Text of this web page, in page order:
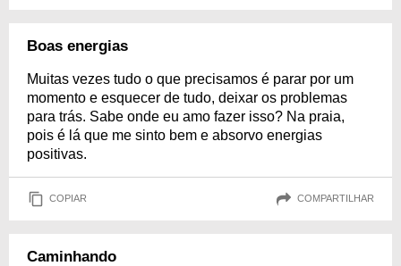
Boas energias
Muitas vezes tudo o que precisamos é parar por um
momento e esquecer de tudo, deixar os problemas
para trás. Sabe onde eu amo fazer isso? Na praia,
pois é lá que me sinto bem e absorvo energias
positivas.
COPIAR COMPARTILHAR
Caminhando